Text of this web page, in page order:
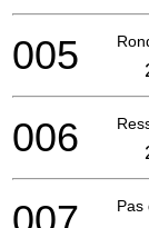
005
006
Pas